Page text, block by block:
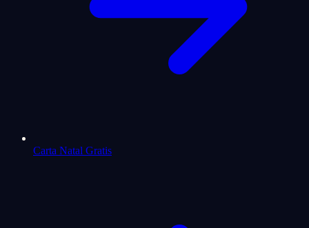
Carta Natal Gratis